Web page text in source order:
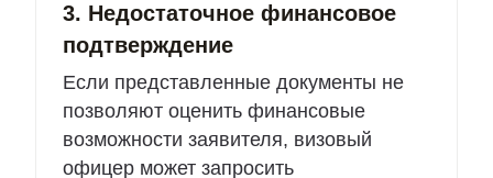
3. Недостаточное финансовое
подтверждение
Если представленные документы не
позволяют оценить финансовые
возможности заявителя, визовый
офицер может запросить